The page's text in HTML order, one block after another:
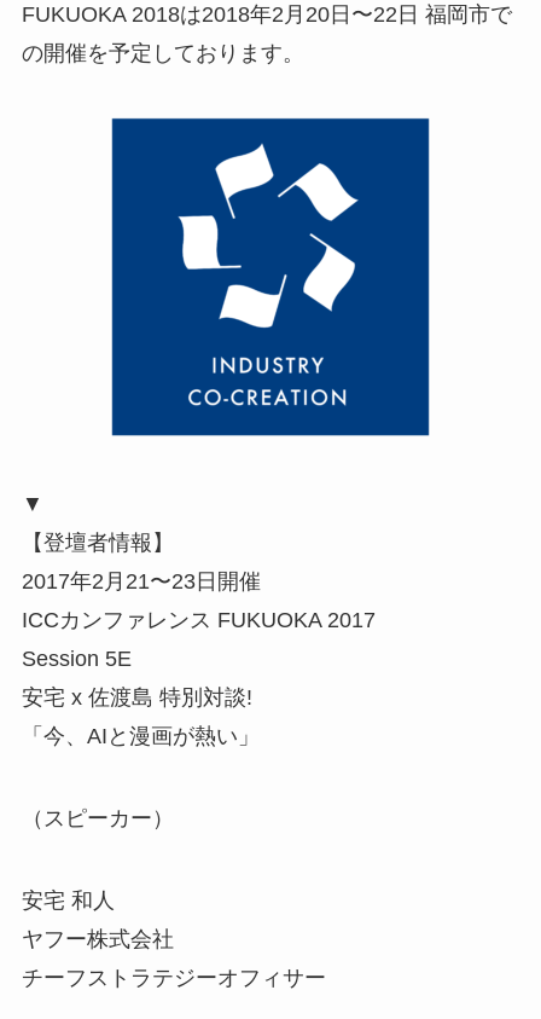
FUKUOKA 2018は2018年2月20日〜22日 福岡市で
の開催を予定しております。
▼
【登壇者情報】
2017年2月21〜23日開催
ICCカンファレンス FUKUOKA 2017
Session 5E
安宅 x 佐渡島 特別対談!
「今、AIと漫画が熱い」
（スピーカー）
安宅 和人
ヤフー株式会社
チーフストラテジーオフィサー